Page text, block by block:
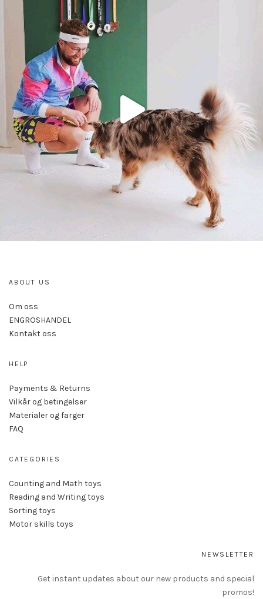
ABOUT US
Om oss
ENGROSHANDEL
Kontakt oss
HELP
Payments & Returns
Vilkår og betingelser
Materialer og farger
FAQ
CATEGORIES
Counting and Math toys
Reading and Writing toys
Sorting toys
Motor skills toys
NEWSLETTER
Get instant updates about our new products and special
promos!